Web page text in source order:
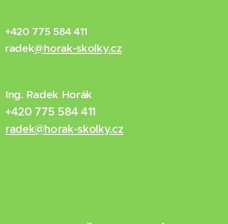
+420 775 584 411
radek@horak-skolky.cz
Ing. Radek Horák
+420 775 584 411
radek@horak-skolky.cz